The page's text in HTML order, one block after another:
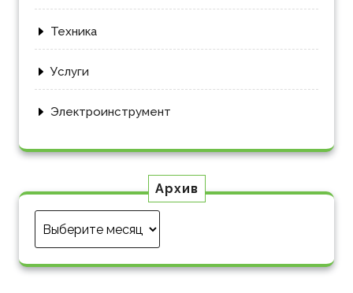
Техника
Услуги
Электроинструмент
Архив